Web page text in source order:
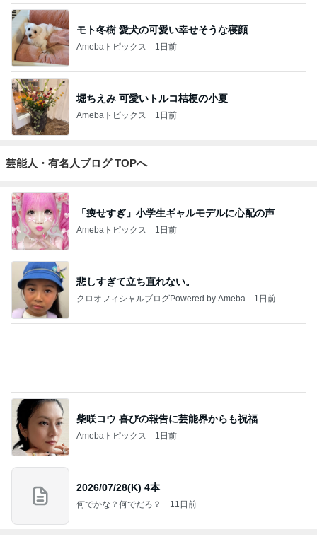
モト冬樹 愛犬の可愛い幸せそうな寝顔
Amebaトピックス 1日前
堀ちえみ 可愛いトルコ桔梗の小夏
Amebaトピックス 1日前
芸能人・有名人ブログ TOPへ
「痩せすぎ」小学生ギャルモデルに心配の声
Amebaトピックス 1日前
悲しすぎて立ち直れない。
クロオフィシャルブログPowered by Ameba 1日前
柴咲コウ 喜びの報告に芸能界からも祝福
Amebaトピックス 1日前
2026/07/28(K) 4本
何でかな？何でだろ？ 11日前